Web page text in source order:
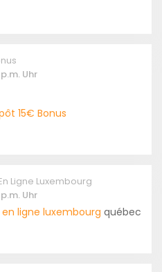
Uhr
15€ Bonus
Ligne Luxembourg
Uhr
ligne luxembourg québec